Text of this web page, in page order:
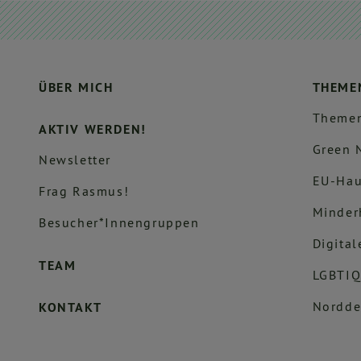
ÜBER MICH
AKTIV WERDEN!
Newsletter
Frag Rasmus!
Besucher*innengruppen
TEAM
KONTAKT
Green
EU-